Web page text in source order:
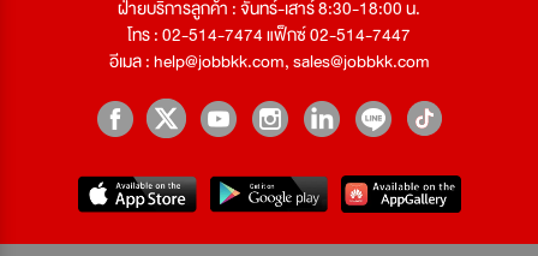
ฝ่ายบริการลูกค้า : จันทร์-เสาร์ 8:30-18:00 น.
โทร : 02-514-7474 แฟ็กซ์ 02-514-7447
อีเมล :help@jobbkk.com,sales@jobbkk.com